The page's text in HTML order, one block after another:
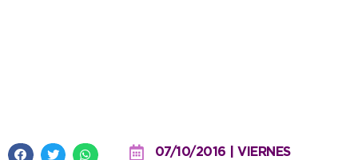
07/10/2016 | VIERNES